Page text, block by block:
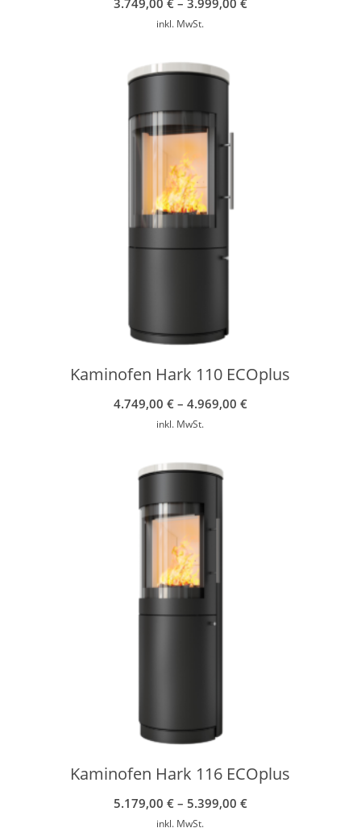
inkl. MwSt.
Kaminofen Hark 110 ECOplus
4.749,00 €– 4.969,00 €
inkl. MwSt.
Kaminofen Hark 116 ECOplus
5.179,00 €– 5.399,00 €
inkl. MwSt.